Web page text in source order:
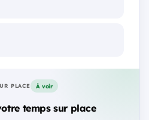
PLACE À voir
temps sur place